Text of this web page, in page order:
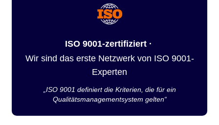
ISO 9001-zertifiziert ·
Wir sind das erste Netzwerk von ISO 9001-
Experten
„ISO 9001 definiert die Kriterien, die für ein
Qualitätsmanagementsystem gelten“